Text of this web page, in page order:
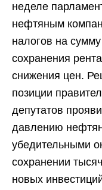
неделе
нефтяным
налогов на
сохранения
снижения цен.
позиции
депутатов
давлению
убедительными
сохранении
новых